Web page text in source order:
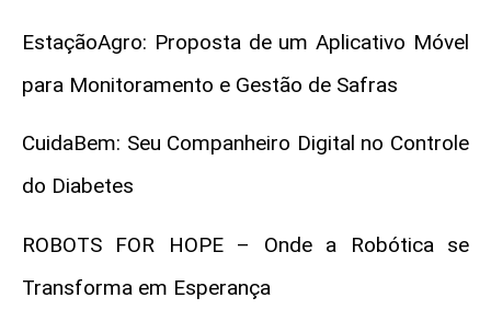
EstaçãoAgro: Proposta de um Aplicativo Móvel
para Monitoramento e Gestão de Safras
CuidaBem: Seu Companheiro Digital no Controle
do Diabetes
ROBOTS FOR HOPE – Onde a Robótica se
Transforma em Esperança